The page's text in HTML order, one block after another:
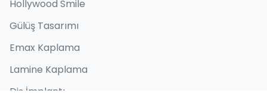
Hollywood Smile
Gülüş Tasarımı
Emax Kaplama
Lamine Kaplama
Diş İmplantı